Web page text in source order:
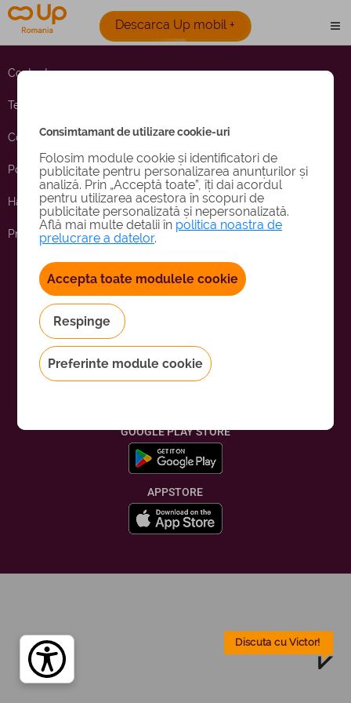
Descarca Up mobil +
Contact
Termeni si conditii
Cookies
Politica de prelucrare a datelor cu caracter personal
Harta site-ului
Protectia Consumatorului - ANPC
Consimtamant de utilizare cookie-uri
Folosim module cookie și identificatori de
publicitate pentru personalizarea anunțurilor și
analiză. Prin „Acceptă toate”, îți dai acordul
pentru utilizarea acestora în scopuri de
publicitate personalizată și nepersonalizată.
Află mai multe detalii în politica noastra de
prelucrare a datelor.
Accepta toate modulele cookie
Respinge
Preferinte module cookie
Discuta cu Victor!
GOOGLE PLAY STORE
APPSTORE